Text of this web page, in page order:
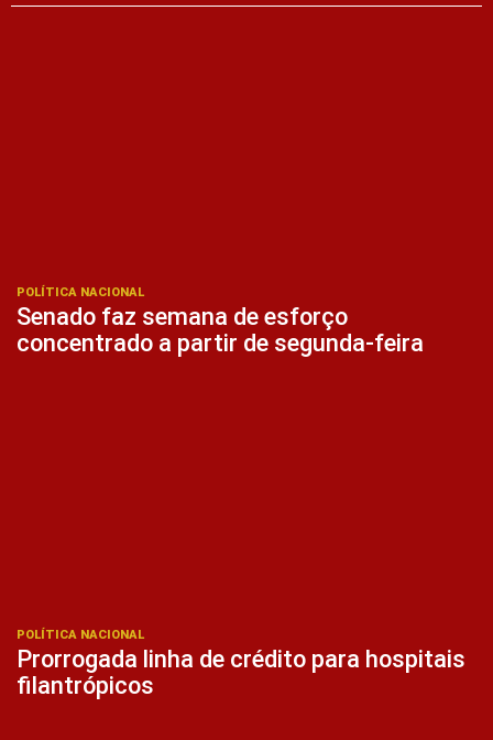
POLÍTICA NACIONAL
Senado faz semana de esforço
concentrado a partir de segunda-feira
POLÍTICA NACIONAL
Prorrogada linha de crédito para hospitais
filantrópicos